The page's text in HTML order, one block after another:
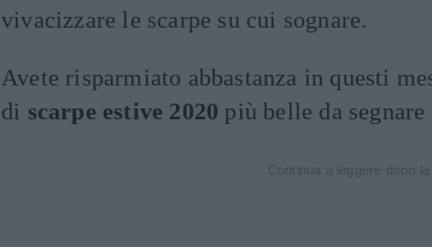
vivacizzare le scarpe su cui sognare.
Avete risparmiato abbastanza in questi
di scarpe estive 2020 più belle da